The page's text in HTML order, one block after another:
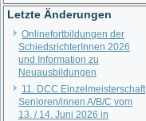
Letzte Änderungen
Onlinefortbildungen der
SchiedsrichterInnen 2026
und Information zu
Neuausbildungen
11. DCC Einzelmeisterschaft
Senioren/innen A/B/C vom
13. / 14. Juni 2026 in